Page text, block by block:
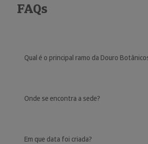
FAQs
Qual é o principal ramo da Douro
Onde se encontra a sede?
Em que data foi criada?